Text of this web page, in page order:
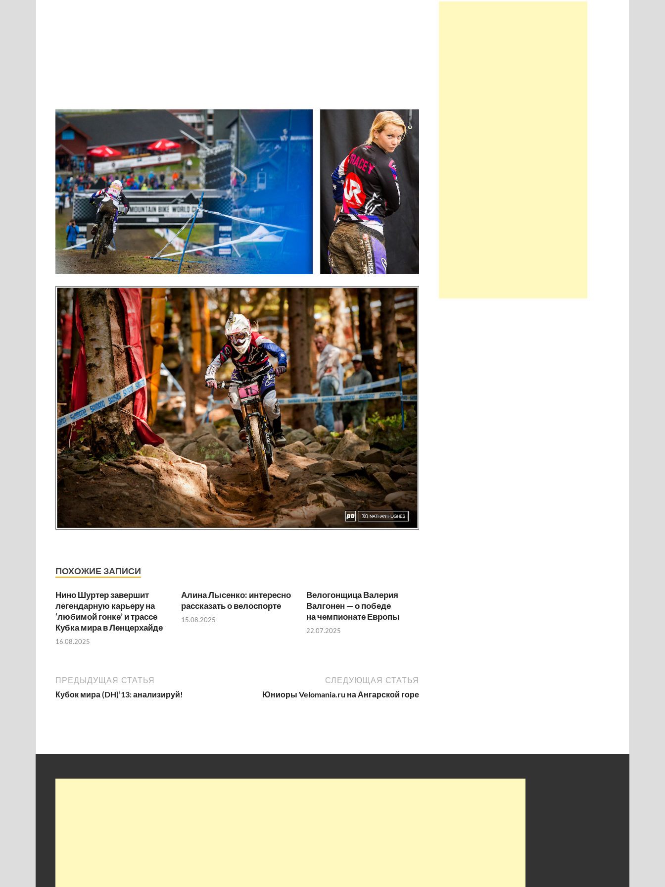
ПОХОЖИЕ ЗАПИСИ
Нино Шуртер завершит
легендарную карьеру на
‘любимой гонке’ и трассе
Кубка мира в Ленцерхайде
16.08.2025
Алина Лысенко: интересно
рассказать о велоспорте
15.08.2025
Велогонщица Валерия
Валгонен — о победе
на чемпионате Европы
22.07.2025
ПРЕДЫДУЩАЯ СТАТЬЯ
Кубок мира (DH)’13: анализируй!
СЛЕДУЮЩАЯ СТАТЬЯ
Юниоры Velomania.ru на Ангарской горе